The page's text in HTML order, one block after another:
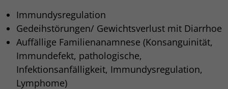
Immundysregulation
Gedeihstörungen/ Gewichtsverlust mit Diarrhoe
Auffällige Familienanamnese (Konsanguinität,
Immundefekt, pathologische,
Infektionsanfälligkeit, Immundysregulation,
Lymphome)